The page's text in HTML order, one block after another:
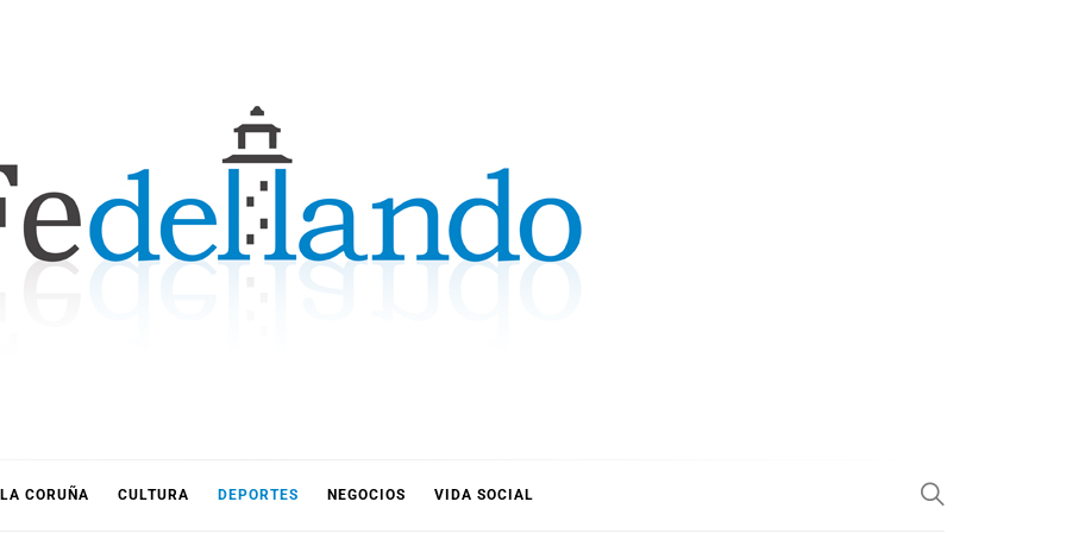
LA CORUÑA CULTURA DEPORTES NEGOCIOS VIDA SOCIAL